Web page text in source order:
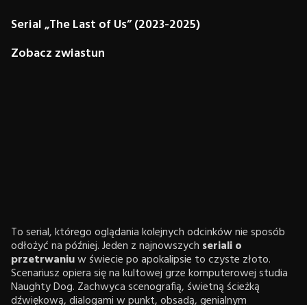
Serial „The Last of Us” (2023-2025)
Zobacz zwiastun
To serial, którego oglądania kolejnych odcinków nie sposób
odłożyć na później. Jeden z najnowszych seriali o
przetrwaniuw świecie po apokalipsie to czyste złoto.
Scenariusz opiera się na kultowej grze komputerowej studia
Naughty Dog. Zachwyca scenografią, świetną ścieżką
dźwiękową, dialogami w punkt, obsadą, genialnym